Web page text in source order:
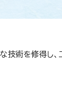
技術を修得し、